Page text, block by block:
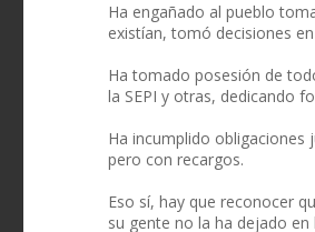
Ha engañado al pueblo
existían, tomó decisiones
Ha tomado posesión de
la SEPI y otras, dedicando
Ha incumplido obligaciones
pero con recargos.
Eso sí, hay que reconocer
su gente no la ha dejado